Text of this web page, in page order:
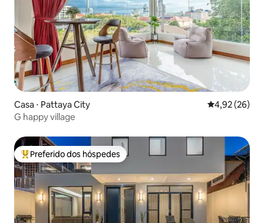
Casa ⋅ Pattaya City 4,92 de uma
4,92 (26)
G happy village
Entre os melhores preferidos dos hóspedes
Preferido dos hóspedes